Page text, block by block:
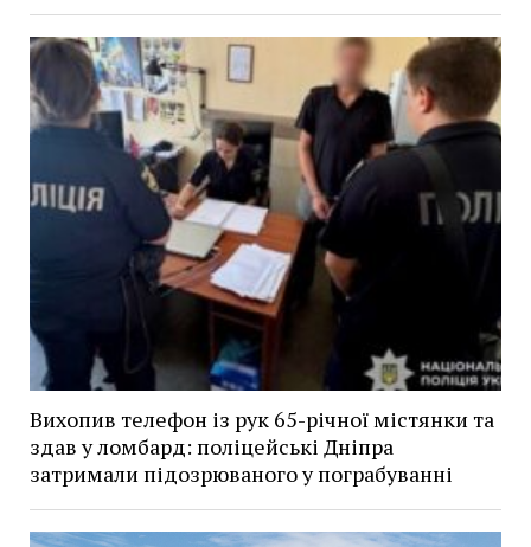
Вихопив телефон із рук 65-річної містянки та
здав у ломбард: поліцейські Дніпра
затримали підозрюваного у пограбуванні